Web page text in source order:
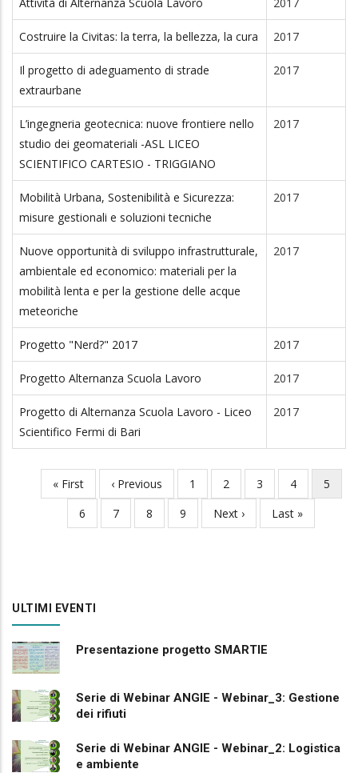
Costruire la Civitas: la terra, la bellezza, la cura 2017
Il progetto di adeguamento di strade
extraurbane
2017
L’ingegneria geotecnica: nuove frontiere nello
studio dei geomateriali -ASL LICEO
SCIENTIFICO CARTESIO - TRIGGIANO
2017
Mobilità Urbana, Sostenibilità e Sicurezza:
misure gestionali e soluzioni tecniche
2017
Nuove opportunità di sviluppo infrastrutturale,
ambientale ed economico: materiali per la
mobilità lenta e per la gestione delle acque
meteoriche
2017
Progetto "Nerd?" 2017 2017
Progetto Alternanza Scuola Lavoro 2017
Progetto di Alternanza Scuola Lavoro - Liceo
Scientifico Fermi di Bari
2017
Pagination
First
page
« First
Previous
page
‹ Previous Page
1 Page
2 Page
3 Page
4
page
5
Page
6 Page
7 Page
8 Page
9
Next
page
Next ›
Last
page
Last »
ULTIMI EVENTI
Presentazione progetto SMARTIE
Serie di Webinar ANGIE - Webinar_3: Gestione
dei rifiuti
Serie di Webinar ANGIE - Webinar_2: Logistica
e ambiente